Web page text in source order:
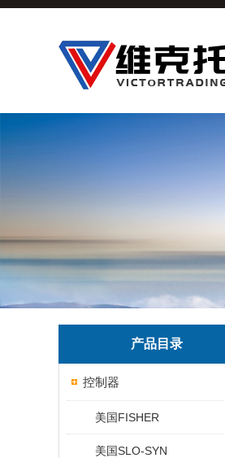
产品目录
控制器
美国FISHER
美国SLO-SYN